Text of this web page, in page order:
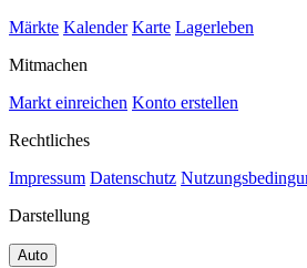
Märkte Kalender Karte Lagerleben
Mitmachen
Markt einreichen Konto erstellen
Rechtliches
Impressum Datenschutz
Darstellung
Auto